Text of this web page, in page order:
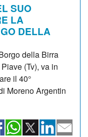
SUO
LA
DELLA
della Birra
(Tv), va in
il 40°
Moreno Argentin